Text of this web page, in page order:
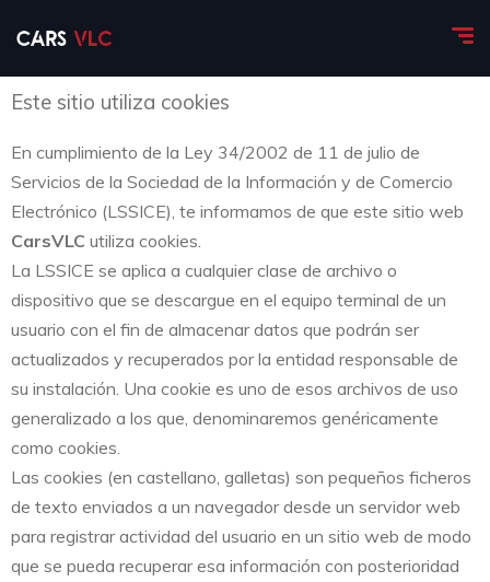
Este sitio utiliza cookies
En cumplimiento de la Ley 34/2002 de 11 de julio de
Servicios de la Sociedad de la Información y de Comercio
Electrónico (LSSICE), te informamos de que este sitio web
CarsVLC utiliza cookies.
La LSSICE se aplica a cualquier clase de archivo o
dispositivo que se descargue en el equipo terminal de un
usuario con el fin de almacenar datos que podrán ser
actualizados y recuperados por la entidad responsable de
su instalación. Una cookie es uno de esos archivos de uso
generalizado a los que, denominaremos genéricamente
como cookies.
Las cookies (en castellano, galletas) son pequeños ficheros
de texto enviados a un navegador desde un servidor web
para registrar actividad del usuario en un sitio web de modo
que se pueda recuperar esa información con posterioridad